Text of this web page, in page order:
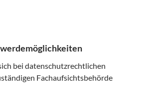
bei datenschutzrechtlichen
Fachaufsichtsbehörde